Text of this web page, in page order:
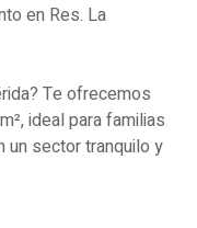
en Res. La
Te ofrecemos
ideal para familias
un sector tranquilo y